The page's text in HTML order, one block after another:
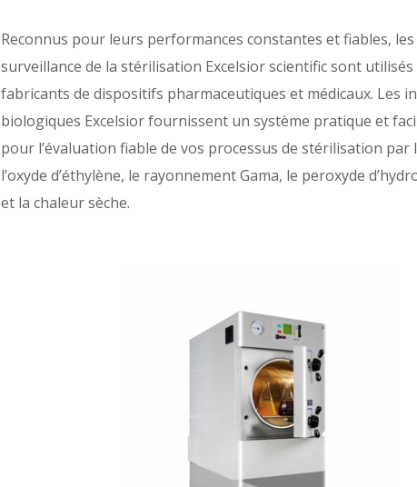
Reconnus pour leurs performances constantes et fiables,
surveillance de la stérilisation Excelsior scientific sont utilisés
fabricants de dispositifs pharmaceutiques et médicaux. Les
biologiques Excelsior fournissent un système pratique et
pour l’évaluation fiable de vos processus de stérilisation par
l’oxyde d’éthylène, le rayonnement Gama, le peroxyde
et la chaleur sèche.